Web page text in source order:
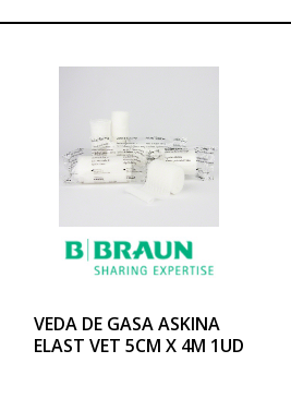
VEDA DE GASA ASKINA
ELAST VET 5CM X 4M 1UD